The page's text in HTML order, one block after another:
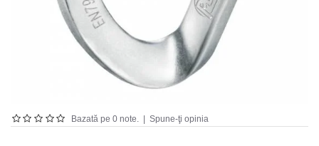
Bazată pe 0 note. Spune-ţi opinia